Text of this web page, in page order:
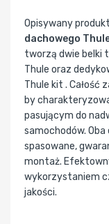
Opisywany
dachowego
tworzą dwie belki
Thule oraz
Thule kit . Całość
by
pasującym do
samochodów.
spasowane,
montaż.
wykorzystaniem
jakości.